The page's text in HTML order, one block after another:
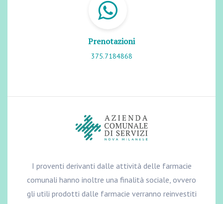
Prenotazioni
375.7184868
I proventi derivanti dalle attività delle farmacie
comunali hanno inoltre una finalità sociale, ovvero
gli utili prodotti dalle farmacie verranno reinvestiti